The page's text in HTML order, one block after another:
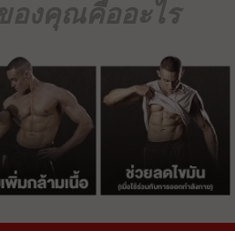
องคุณคืออะไร